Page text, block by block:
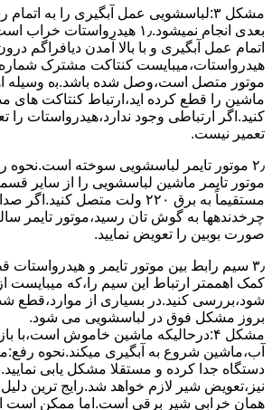
مشکل ۳:لباسشویی ﻋﻤﻞ آﺑﮕﯿﺮی را ﺑﻪ
ﺑﻌﺪی اﻧﺠﺎم نمیشود.۱٫
اﺗﻤﺎم عمل آﺑﮕﯿﺮی و ﺑﺎ ﺑﺎﻻ آﻣﺪن دﯾﺎﻓﺮاﮔﻢ
ﻣﻮﺗﻮر ﻣﺘﺼﻞ اﺳﺖ،وﺻﻞ ﺷﺪه ﺑﺎﺷﺪ.ﺑه وسیله
ﻣﺎﺷﯿﻦ را ﻗﻄﻊ کرده اید،ارﺗﺒﺎط ﮐﻨﺘﺎﮐﺖ ﻫﺎی
کنید.اﮔﺮ ارﺗﺒﺎطی وجود ندارد،ﻫﯿﺪرواﺳﺘﺎت را
ﺗﻌﻤﯿﺮ نیست.
۲٫ ﻣﻮﺗﻮر ﺗﺎﯾﻤﺮ لباسشویی ﺳﻮﺧﺘﻪ اﺳﺖ.نحوه
ﻣﻮﺗﻮر ﺗﺎﯾﻤﺮ ماشین لباسشویی را از ﺳﺎﯾﺮ
مستقیماً ﺑﻪ برق ۲۲۰ وﻟﺖ ﻣﺘﺼﻞ
چرخدندهها به گوش تان رﺳﯿﺪ،ﻣﻮﺗﻮر ﺗﺎﯾﻤﺮ
ﺻﻮرت ﺑﻮﺑﯿﻦ را ﺗﻌﻮﯾﺾ ﻧﻤﺎﯾﯿﺪ.
۳٫ ﺳﯿﻢ راﺑﻂ ﺑﯿﻦ ﻣﻮﺗﻮر ﺗﺎﯾﻤﺮ و
کمک اهممتر ارﺗﺒﺎط اﯾﻦ ﺳﯿﻢ را،ﮐﻪ میبایست
ﺷﻮد،بررسی ﮐﻨﯿﺪ.در ﺑﺴﯿﺎری از موارد،ﻗﻄﻊ
ﺑﺮوز مشکل ﻓﻮق در لباسشویی می شود.
مشکل ۴:درحالیکه ﻣﺎﺷﯿﻦ ﺧﺎﻣﻮش اﺳﺖ،ﺑﺎ
آب،ﻣﺎﺷﯿﻦ ﺷﺮوع ﺑﻪ آﺑﮕﯿﺮی میکند.نحوه
دستگاه جدا کرده و مستقلا مشکل یابی
نیز،تعویض شیر لازم خواهد شد.رایج ترین
همان خرابی شیر برقی است.اما ممکن است